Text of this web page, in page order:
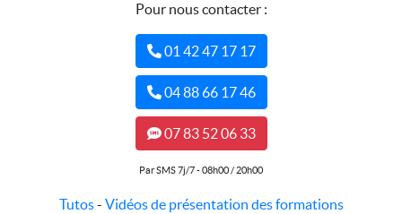
Pour nous contacter :
01 42 47 17 17
04 88 66 17 46
07 83 52 06 33
Par SMS 7j/7 - 08h00 / 20h00
Tutos- Vidéos de présentation des formations